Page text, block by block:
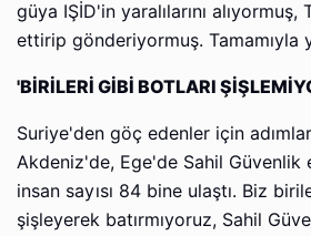
güya IŞİD'in yaralılarını
ettirip gönderiyormuş. Tamamıyla
'BİRİLERİ GİBİ BOTLARI
Suriye'den göç edenler için
Akdeniz'de, Ege'de Sahil Güvenlik
insan sayısı 84 bine ulaştı. Biz
şişleyerek batırmıyoruz, Sahil